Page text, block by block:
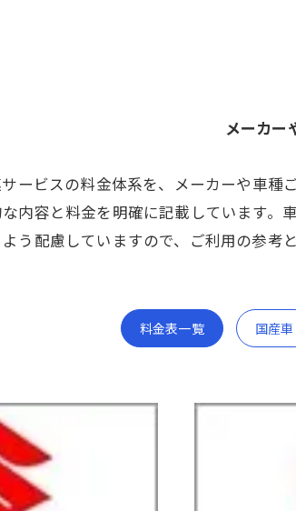
メーカー
ービスの料金体系を、メーカーや車
内容と料金を明確に記載しています
う配慮していますので、ご利用の参考
料金表一覧 国産車